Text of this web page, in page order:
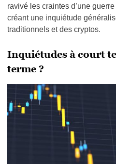
ravivé les craintes d’une
créant une inquiétude
traditionnels et des cryptos.
Inquiétudes à court
terme ?